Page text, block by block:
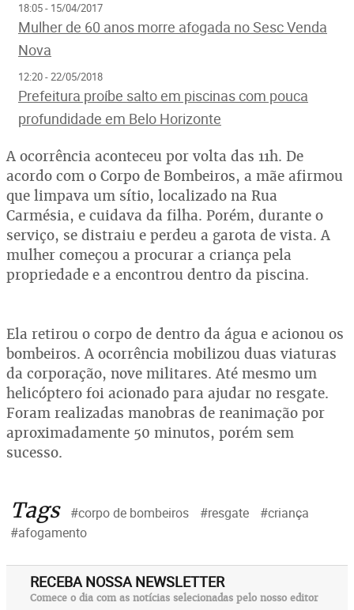
18:05 - 15/04/2017
Mulher de 60 anos morre afogada no Sesc Venda
Nova
12:20 - 22/05/2018
Prefeitura proíbe salto em piscinas com pouca
profundidade em Belo Horizonte
A ocorrência aconteceu por volta das 11h. De
acordo com o Corpo de Bombeiros, a mãe afirmou
que limpava um sítio, localizado na Rua
Carmésia, e cuidava da filha. Porém, durante o
serviço, se distraiu e perdeu a garota de vista. A
mulher começou a procurar a criança pela
propriedade e a encontrou dentro da piscina.
Ela retirou o corpo de dentro da água e acionou os
bombeiros. A ocorrência mobilizou duas viaturas
da corporação, nove militares. Até mesmo um
helicóptero foi acionado para ajudar no resgate.
Foram realizadas manobras de reanimação por
aproximadamente 50 minutos, porém sem
sucesso.
Tags #corpo de bombeiros #resgate
#criança
#afogamento
RECEBA NOSSA NEWSLETTER
Comece o dia com as notícias selecionadas pelo nosso editor